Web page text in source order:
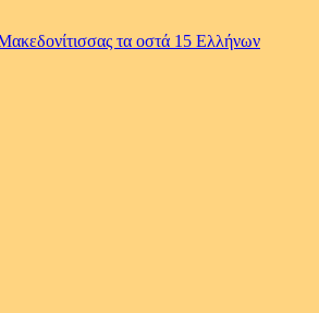
τα οστά 15 Ελλήνων